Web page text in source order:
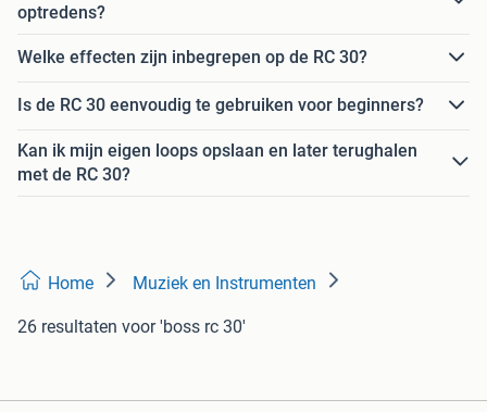
optredens?
Welke effecten zijn inbegrepen op de RC 30?
Is de RC 30 eenvoudig te gebruiken voor beginners?
Kan ik mijn eigen loops opslaan en later terughalen
met de RC 30?
Home Muziek en Instrumenten
26 resultaten voor 'boss rc 30'